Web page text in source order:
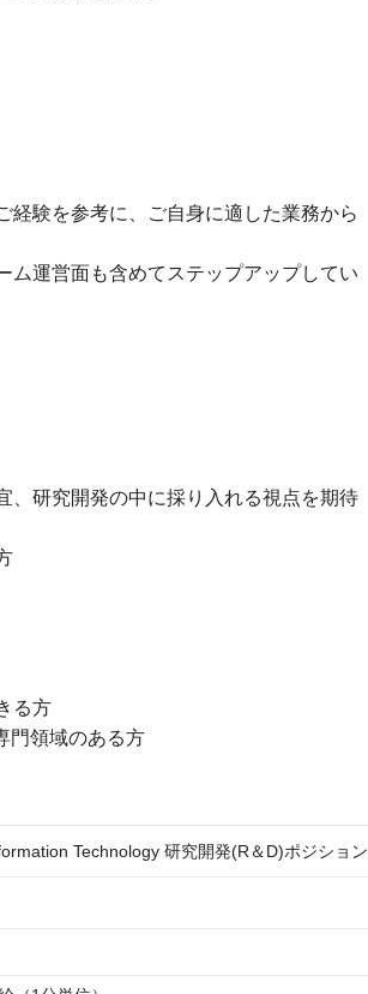
経験を参考に、ご自身に適した業務から
ム運営面も含めてステップアップしてい
、研究開発の中に採り入れる視点を期待
る方
門領域のある方
Technology 研究開発(R＆D)ポジション